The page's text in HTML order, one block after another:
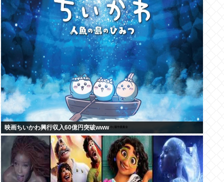
映画ちいかわ興行収入60億円突破www